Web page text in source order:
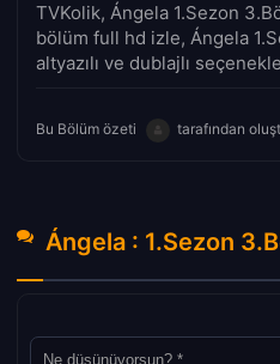
TVKolik, Ángela 1.Sezon
bölüm full hd izle, Ángela
altyazılı ve dublajlı
Bu Bölüm özeti tarafından